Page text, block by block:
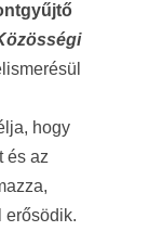
hogy
és az
erősödik.